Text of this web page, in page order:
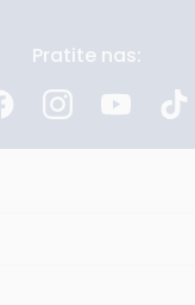
Pratite nas: